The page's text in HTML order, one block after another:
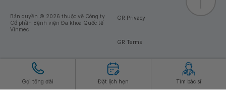
Gọi tổng đài Đặt lịch hẹn Tìm bác sĩ
Bản quyền © 2026 thuộc về Công ty
Cổ phần Bệnh viện Đa khoa Quốc tế
Vinmec
GR Privacy
GR Terms